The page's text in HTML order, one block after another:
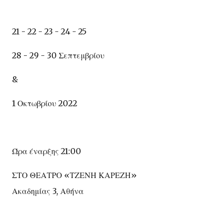
21 - 22 - 23 - 24 - 25
28 - 29 - 30 Σεπτεμβρίου
&
1 Οκτωβρίου 2022
Ώρα έναρξης 21:00
ΣΤΟ ΘΕΑΤΡΟ «ΤΖΕΝΗ ΚΑΡΕΖΗ»
Ακαδημίας 3, Αθήνα